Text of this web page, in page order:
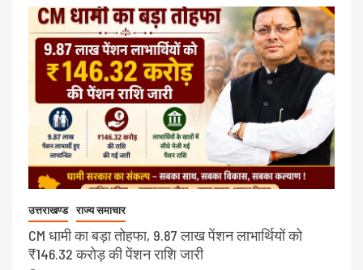
उत्तराखण्ड राज्य समाचार
CM धामी का बड़ा तोहफा, 9.87 लाख पेंशन लाभार्थियों को
₹146.32 करोड़ की पेंशन राशि जारी